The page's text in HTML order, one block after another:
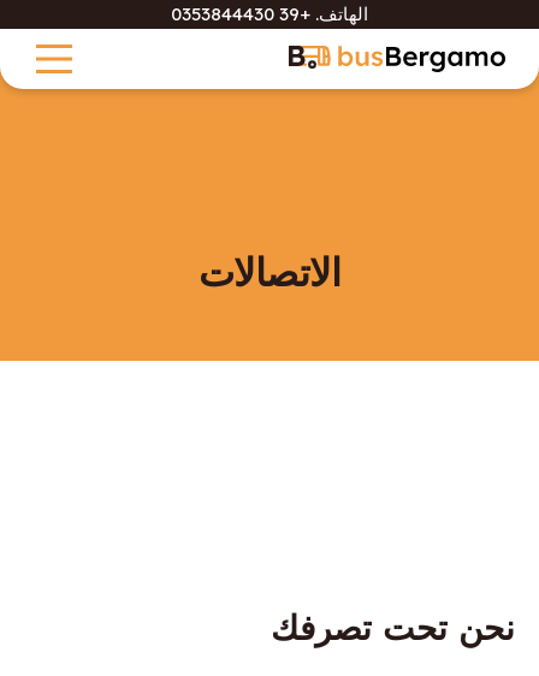
الهاتف. +39 0353844430
الاتصالات
نحن تحت تصرفك